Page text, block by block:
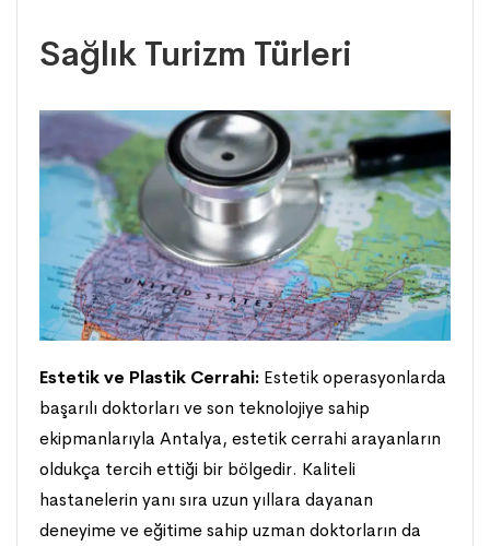
Sağlık Turizm Türleri
Estetik ve Plastik Cerrahi: Estetik operasyonlarda
başarılı doktorları ve son teknolojiye sahip
ekipmanlarıyla Antalya, estetik cerrahi arayanların
oldukça tercih ettiği bir bölgedir. Kaliteli
hastanelerin yanı sıra uzun yıllara dayanan
deneyime ve eğitime sahip uzman doktorların da